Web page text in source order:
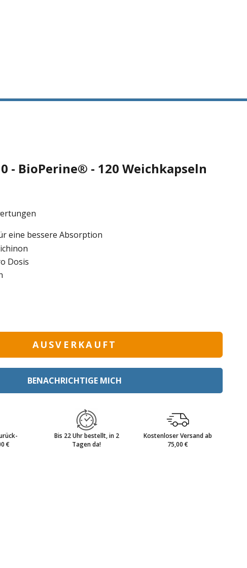
- BioPerine® - 120 Weichkapseln
eine bessere Absorption
Dosis
AUSVERKAUFT
BENACHRICHTIGE MICH
€
Bis 22 Uhr bestellt, in 2
Tagen da!
Kostenloser Versand ab
75,00 €